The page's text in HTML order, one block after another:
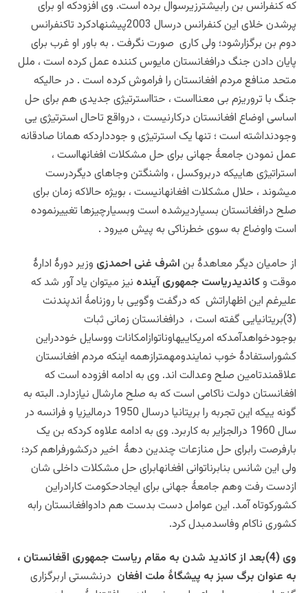
که کنفرانس بن رابیشترزیرسوال برده است. وی افزودکه او برای
پرشدن خلای این کنفرانس درسال 2003پیشنهادکرد تاکنفرانس
دوم بن برگزارشود؛ ولی کاری صورت نگرفت . به باور او غرب برای
پایان دادن جنگ درافغانستان مایوس کننده عمل کرده است ، ملل
متحد منافع مردم افغانستان را فراموش کرده است . در حالیکه
جنگ با تروریزم بی معنااست ، حتااسترتیژی جدیدی هم برای حل
اساسی اوضاع افغانستان درکارنیست ، درواقع تاحال استرتیژی یی
وجودنداشته است ؛ تنها یک استرتیژی و جودداردکه همانا صادقانه
عمل نمودن جامعۀ جهانی برای حل مشکلات افغانهااست ،
استراتیژی هاییکه دربروکسل ، واشنگتن وجاهای دیگردرست
میشوند ، حلال مشکلات افغانهانیست ، بویژه حالاکه زمان برای
صلح درافغانستان بسیاردیرشده است وبسیارچیزها تغییرنموده
است واوضاع به سوی خطرناکی به پیش میرود .
از حامیان دیگر معاهدۀ بن اشرف غنی احمدزی وزیر دورۀ ادارۀ
موقت وکاندیدریاست جمهوری آینده نیز میتوان یاد آور شد که
علیرغم این اظهاراتش که درگفت وگویی با روزنامۀ اندپندنت
(3)بریتانیایی گفته است ، درافغانستان زمانی ثبات
بوجودخواهدآمدکه امریکاییهاوناتوازامکانات ووسایل خوددراین
کشوراستفادۀ خوب نمایندومهمترازهمه اینکه مردم افغانستان
علاقمندتامین صلح وعدالت اند. وی به ادامه افزوده است که
افغانستان دولت ناکامی است که به صلح مارشال نیازدارد. البته به
گونه ییکه این تجربه را بریتانیا درسال 1950 درمالیزیا و فرانسه در
سال 1960 درالجزایر به کاربرد. وی به ادامه علاوه کردکه بن یک
بارفرصت رابرای حل منازعات چندین دهۀ اخیر درکشورفراهم کرد؛
ولی این شانس بنابرناتوانی افغانهابرای حل مشکلات داخلی شان
ازدست رفت وهم جامعۀ جهانی برای ایجادحکومت کارادراین
کشورکوتاه آمد. این عوامل دست بدست هم دادوافغانستان رابه
کشوری ناکام وفاسدمبدل کرد.
وی (4)بعد از کاندید شدن به مقام ریاست جمهوری اقغانستان ،
به عنوان برگ سبز به پیشگاۀ ملت افغان درنشستی اربرگزاری